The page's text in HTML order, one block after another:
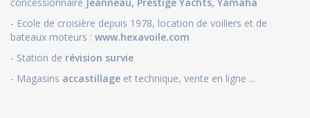
- Ecole de croisière depuis 1978, location de voiliers et de
bateaux moteurs : www.hexavoile.com
- Station de révision survie
- Magasins accastillage et technique, vente en ligne ...